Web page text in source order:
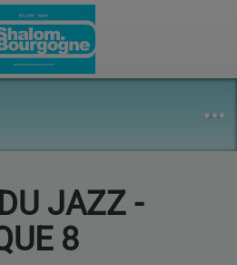
JAZZ -
8